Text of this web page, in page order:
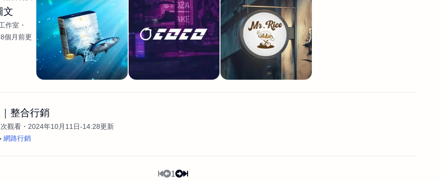
文
作室
8個月前更
整合行銷
觀看
2024年10月11日-14:28更新
網路行銷
1